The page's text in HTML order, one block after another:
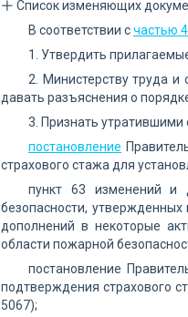
Список изменяющих
В соответствии счастью
1. Утвердить
2. Министерству труда
давать разъяснения о
3. Признать утратившими
постановление
страхового стажа для
пункт 63 изменений и
безопасности,
дополнений в некоторые
области пожарной
постановление
подтверждения страхового
5067);